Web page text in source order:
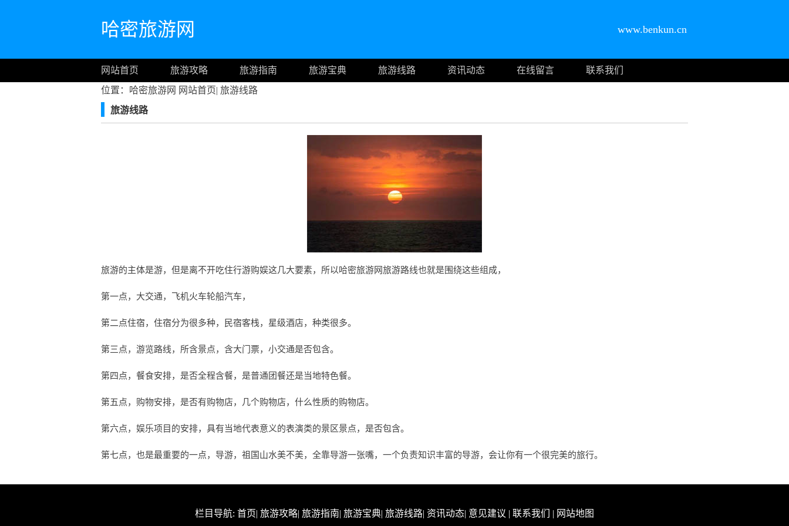
哈密旅游网 www.benkun.cn
网站首页 旅游攻略 旅游指南 旅游宝典 旅游线路 资讯动态 在线留言
联系我们
位置：哈密旅游网 网站首页| 旅游线路
旅游线路
旅游的主体是游，但是离不开吃住行游购娱这几大要素，所以哈密旅游网旅游路线也就是围绕这些组成，
第一点，大交通，飞机火车轮船汽车，
第二点住宿，住宿分为很多种，民宿客栈，星级酒店，种类很多。
第三点，游览路线，所含景点，含大门票，小交通是否包含。
第四点，餐食安排，是否全程含餐，是普通团餐还是当地特色餐。
第五点，购物安排，是否有购物店，几个购物店，什么性质的购物店。
第六点，娱乐项目的安排，具有当地代表意义的表演类的景区景点，是否包含。
第七点，也是最重要的一点，导游，祖国山水美不美，全靠导游一张嘴，一个负责知识丰富的导游，会让你有一个很完美的旅行。
栏目导航: 首页| 旅游攻略| 旅游指南| 旅游宝典| 旅游线路| 资讯动态| 意见建议 | 联系我们 | 网站地图